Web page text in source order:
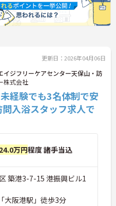
更新日：2026年04月06日
イジフリーケアセンター天保山・訪
株式会社
経験でも3名体制で安
入浴スタッフ求人で
万円程度 諸手当込
築港3-7-15 港振興ビル1
大阪港駅」徒歩3分